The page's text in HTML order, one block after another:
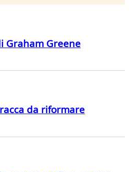
Graham Greene
da riformare